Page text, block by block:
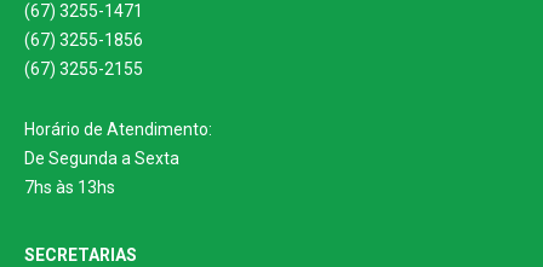
(67) 3255-1471
(67) 3255-1856
(67) 3255-2155
Horário de Atendimento:
De Segunda a Sexta
7hs às 13hs
SECRETARIAS